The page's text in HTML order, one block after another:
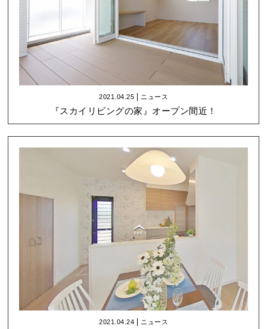
2021.04.25 ニュース
『スカイリビングの家』オープン間近！
2021.04.24 ニュース